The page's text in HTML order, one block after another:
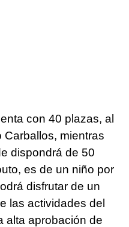
con 40 plazas, al
Carballos, mientras
dispondrá de 50
es de un niño por
disfrutar de un
las actividades del
alta aprobación de